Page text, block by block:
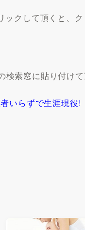
ックして頂くと、
検索窓に貼り付け
いらずで生涯現役